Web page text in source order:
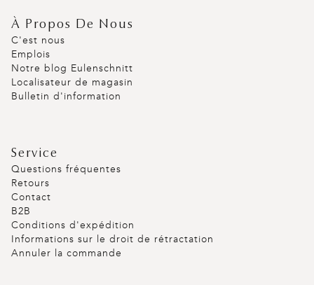
À Propos De Nous
C'est nous
Emplois
Notre blog Eulenschnitt
Localisateur de magasin
Bulletin d'information
Service
Questions fréquentes
Retours
Contact
B2B
Conditions d'expédition
Informations sur le droit de rétractation
Annuler la commande